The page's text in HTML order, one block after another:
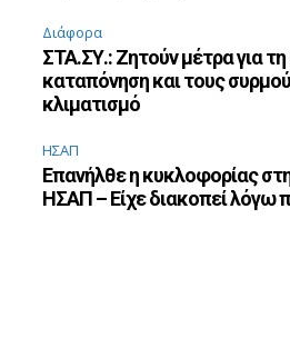
Διάφορα
ΣΤΑ.ΣΥ.: Ζητούν μέτρα για τη
καταπόνηση και τους
κλιματισμό
ΗΣΑΠ
Επανήλθε η κυκλοφορίας
ΗΣΑΠ – Είχε διακοπεί λόγω